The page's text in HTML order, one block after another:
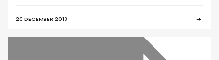
20 DECEMBER 2013